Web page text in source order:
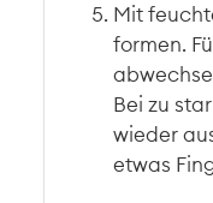
Mit
formen.
Bei zu
wieder
etwas